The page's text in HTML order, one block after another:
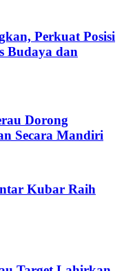
Perkuat Posisi
Budaya dan
Dorong
Secara Mandiri
Kubar Raih